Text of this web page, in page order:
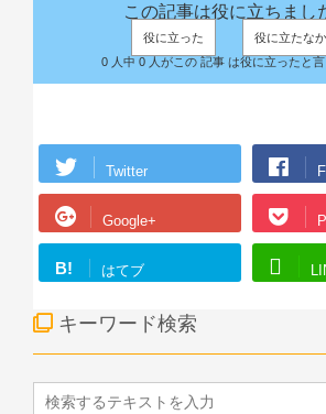
この記事は役に立ちまし
役に立った
役に立たな
0 人中 0 人がこの 記事 は役に立ったと言
Twitter
Google+
B! はてブ
キーワード検索